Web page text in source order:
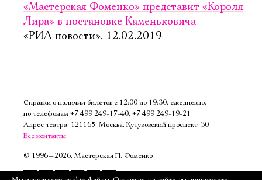
«Мастерская Фоменко» представит «Короля
Лира» в постановке Каменьковича
«РИА новости», 12.02.2019
Справки о наличии билетов с 12:00 до 19:30, ежедневно,
по телефонам +7 499 249‑17‑40, +7 499 249‑19‑21
Адрес театра: 121165, Москва, Кутузовский проспект, 30
Все контакты
© 1996—2026, Мастерская П. Фоменко